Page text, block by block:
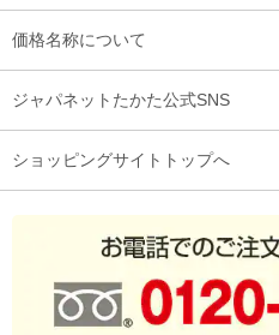
価格名称について
ジャパネットたかた公式SNS
ショッピングサイトトップへ